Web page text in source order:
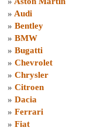
» Audi
» Bentley
» BMW
» Bugatti
» Chevrolet
» Chrysler
» Citroen
» Dacia
» Ferrari
» Fiat